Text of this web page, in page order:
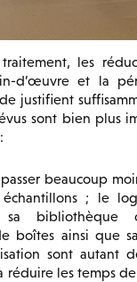
les
d’œuvre et la
justifient
sont bien plus
beaucoup
; le
sa bibliothèque
boîtes ainsi que
sont autant
réduire les temps